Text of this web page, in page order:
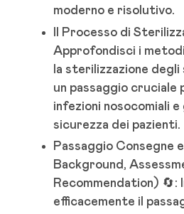
moderno e risolutivo.
Il Processo di
Approfondisci i
la sterilizzazione
un passaggio cruciale
infezioni nosocomiali
sicurezza dei pazienti.
Passaggio Consegne
Background,
Recommendation) 🔄:
efficacemente il